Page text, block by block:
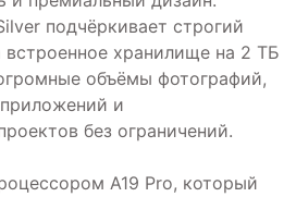
подчёркивает строгий
встроенное хранилище на 2 ТБ
объёмы фотографий,
и
без ограничений.
A19 Pro, который